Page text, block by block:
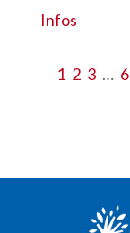
Infos
1 2 3 … 6